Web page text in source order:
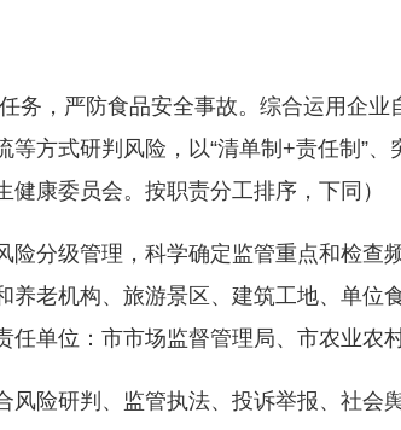
，严防食品安全事故。综合运用企业
方式研判风险，以“清单制+责任制”、
康委员会。按职责分工排序，下同）
级管理，科学确定监管重点和检查
老机构、旅游景区、建筑工地、单位
单位：市市场监督管理局、市农业农
研判、监管执法、投诉举报、社会舆